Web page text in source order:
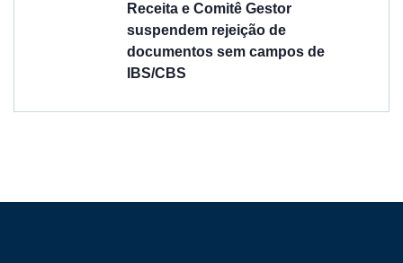
Receita e Comitê Gestor
suspendem rejeição de
documentos sem campos de
IBS/CBS